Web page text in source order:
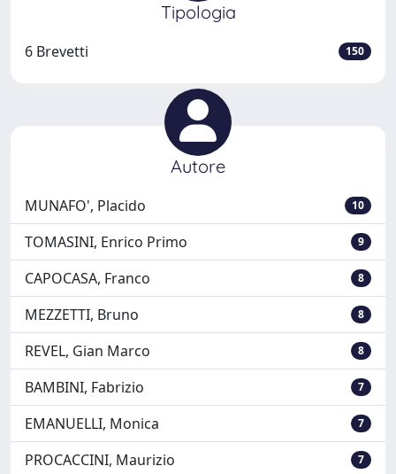
Tipologia
6 Brevetti 150
Autore
MUNAFO', Placido 10
TOMASINI, Enrico Primo 9
CAPOCASA, Franco 8
MEZZETTI, Bruno 8
REVEL, Gian Marco 8
BAMBINI, Fabrizio 7
EMANUELLI, Monica 7
PROCACCINI, Maurizio 7